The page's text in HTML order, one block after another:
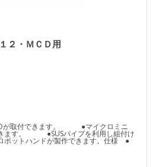
２・ＭＣＤ用
が取付できます。 ●マイクロミニ
きます。 ●SUSパイプを利用し組付け
トハンドが製作できます。仕様 ●